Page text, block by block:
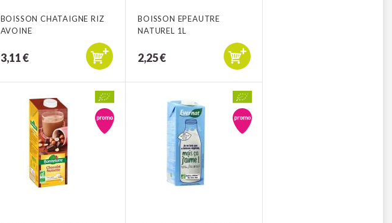
BOISSON CHATAIGNE RIZ
AVOINE
3,11 €
BOISSON EPEAUTRE
NATUREL 1L
2,25 €